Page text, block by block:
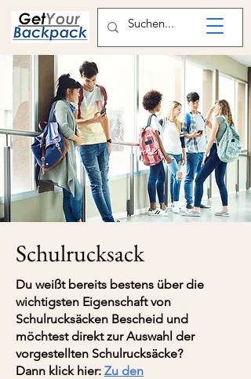
Schulrucksack
Du weißt bereits bestens über die
wichtigsten Eigenschaft von
Schulrucksäcken Bescheid und
möchtest direkt zur Auswahl der
vorgestellten Schulrucksäcke?
Dann klick hier: Zu den